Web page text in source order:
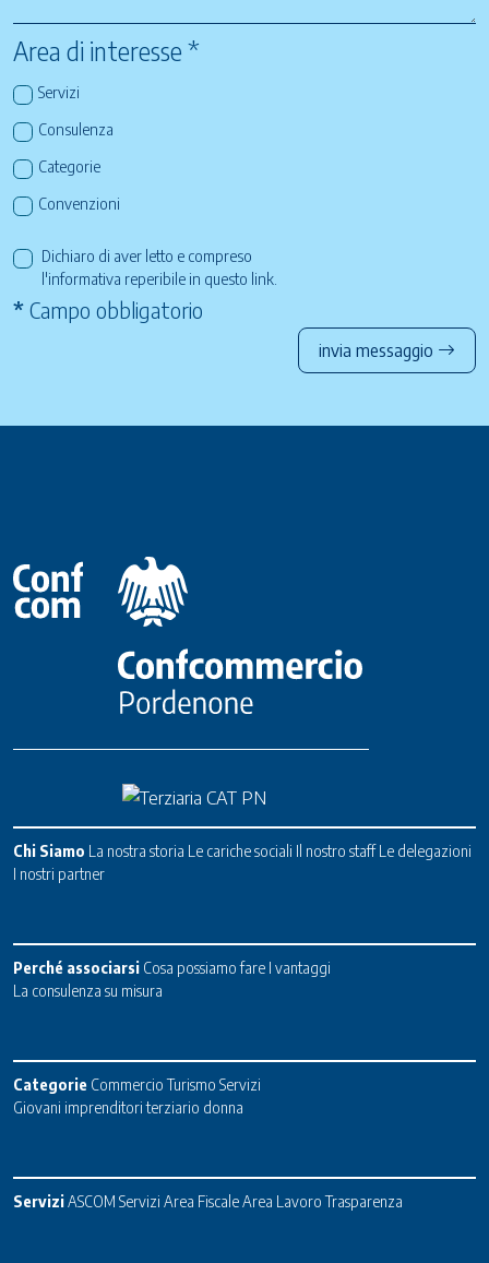
Area di interesse *
Servizi
Consulenza
Categorie
Convenzioni
Dichiaro di aver letto e compreso
l'informativa reperibile in questo link
* Campo obbligatorio
invia messaggio
Chi Siamo La nostra storia Le cariche sociali Il nostro staff Le delegazioni
I nostri partner
Perché associarsi Cosa possiamo fare I vantaggi
La consulenza su misura
Categorie Commercio Turismo Servizi
Giovani imprenditori terziario donna
ServiziASCOM Servizi Area FiscaleArea Lavoro Trasparenza